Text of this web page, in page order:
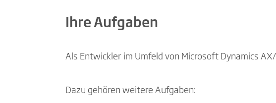
Ihre Aufgaben
Als Entwickler im Umfeld von Microsoft Dynamics
Dazu gehören weitere Aufgaben: